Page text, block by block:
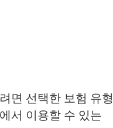
면 선택한 보험 유
서 이용할 수 있는